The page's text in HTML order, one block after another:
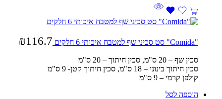
"Comida" סט סכיני שף למטבח איכותי 6 חלקים ₪116.7
סכין שף – 20 ס"מ, סכין חיתוך – 20 ס"מ
סכין חיתוך בינוני – 18 ס"מ, סכין חיתוך קטן- 9 ס"מ
קולפן קרמי – 9 ס"מ
הוספה לסל